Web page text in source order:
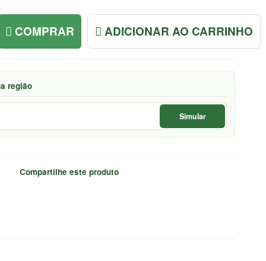
COMPRAR ADICIONAR AO CARRINHO
região
Simular
Compartilhe este produto